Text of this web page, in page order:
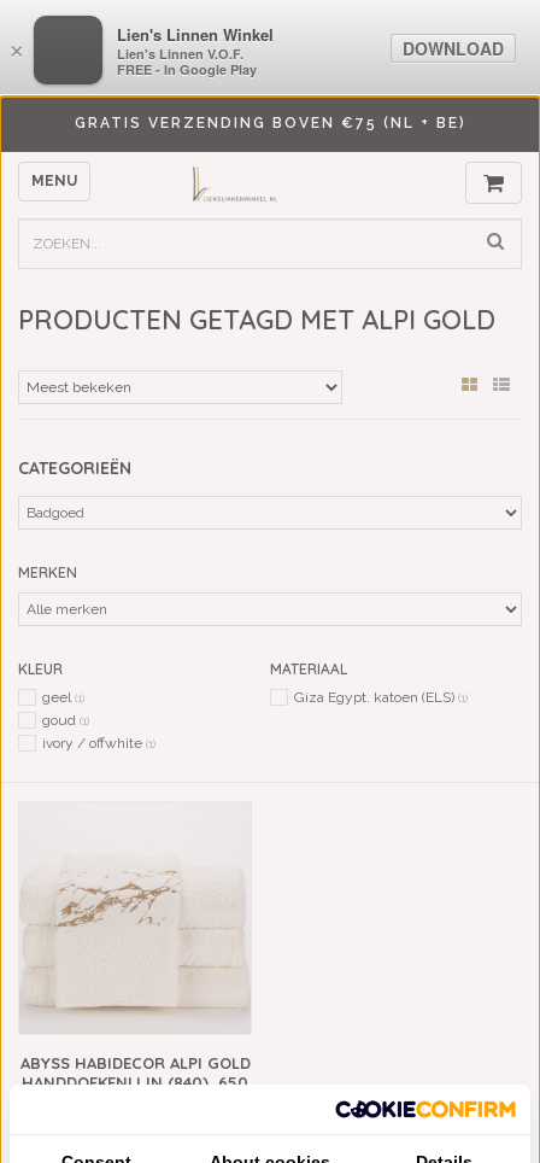
GRATIS VERZENDING BOVEN €75 (NL + BE)
MENU
PRODUCTEN GETAGD MET ALPI GOLD
CATEGORIEËN
MERKEN
KLEUR
geel(1)
goud (1)
ivory / offwhite (1)
MATERIAAL
Giza Egypt. katoen (ELS) (1)
ABYSS HABIDECOR ALPI GOLD
HANDDOEKENLIJN (840), 650
×
LiensLinnenwinkel.nl
Lien's Linnen V.O.F.
FREE - In Google Play
DOWNLOAD
×
Lien's Linnen Winkel
Lien's Linnen V.O.F.
FREE - In Google Play
DOWNLOAD